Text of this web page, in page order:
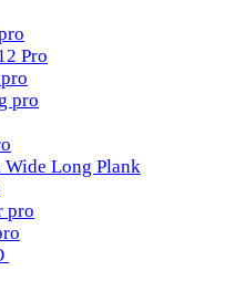
Pro
pro
Wide Long Plank
pro